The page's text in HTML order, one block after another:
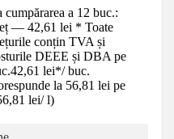
cumpărarea a 12 buc.:
— 42,61 lei * Toate
conțin TVA și
DEEE și DBA pe
42,61 lei*/ buc.
la 56,81 lei pe
lei/ l)